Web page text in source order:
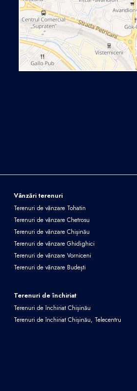
Vânzări terenuri
Terenuri de vânzare Tohatin
Terenuri de vânzare Chetrosu
Terenuri de vânzare Chișinău
Terenuri de vânzare Ghidighici
Terenuri de vânzare Vorniceni
Terenuri de vânzare Budești
Terenuri de închiriat
Terenuri de închiriat Chișinău
Terenuri de închiriat Chișinău, Telecentru